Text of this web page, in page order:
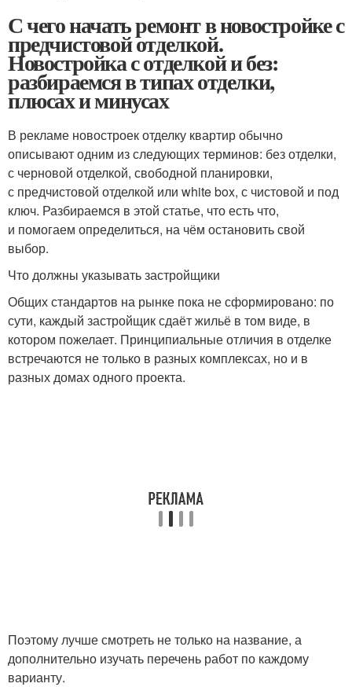
С чего начать ремонт в новостройке с
предчистовой отделкой.
Новостройка с отделкой и без:
разбираемся в типах отделки,
плюсах и минусах
В рекламе новостроек отделку квартир обычно
описывают одним из следующих терминов: без отделки,
с черновой отделкой, свободной планировки,
с предчистовой отделкой или white box, с чистовой и под
ключ. Разбираемся в этой статье, что есть что,
и помогаем определиться, на чём остановить свой
выбор.
Что должны указывать застройщики
Общих стандартов на рынке пока не сформировано: по
сути, каждый застройщик сдаёт жильё в том виде, в
котором пожелает. Принципиальные отличия в отделке
встречаются не только в разных комплексах, но и в
разных домах одного проекта.
Поэтому лучше смотреть не только на название, а
дополнительно изучать перечень работ по каждому
варианту.